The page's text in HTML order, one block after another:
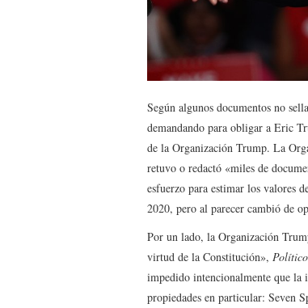
Según algunos documentos no
demandando para obligar a Eric
de la Organización Trump. La
retuvo o redactó «miles de
esfuerzo para estimar los valores
2020, pero al parecer cambió de
Por un lado, la Organización
virtud de la Constitución», Político
impedido intencionalmente que la
propiedades en particular: Seven